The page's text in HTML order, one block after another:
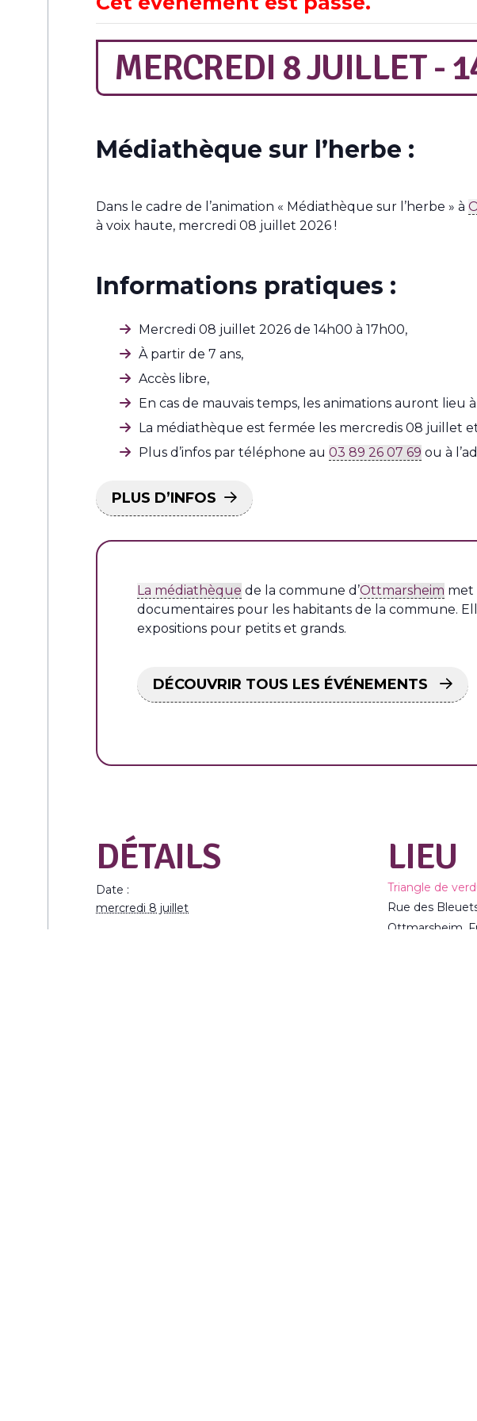
MERCREDI 8 JUILLET -
Médiathèque sur l’herbe :
Dans le cadre de l’animation « Médiathèque sur l’herbe » à
à voix haute, mercredi 08 juillet 2026 !
Informations pratiques :
Mercredi 08 juillet 2026 de 14h00 à 17h00,
À partir de 7 ans,
Accès libre,
En cas de mauvais temps, les animations auront lieu
La médiathèque est fermée les mercredis 08 juillet
Plus d’infos par téléphone au 03 89 26 07 69 ou à
PLUS D’INFOS
La médiathèque de la commune d’Ottmarsheim met
documentaires pour les habitants de la commune.
expositions pour petits et grands.
DÉCOUVRIR TOUS LES ÉVÉNEMENTS
DÉTAILS
Date :
mercredi 8 juillet
LIEU
Triangle de
Rue des
Ottmarsheim